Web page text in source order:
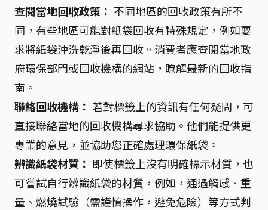
查閱當地回收政策： 不同地區的回收政策有所不
同，有些地區可能對紙袋回收有特殊規定，例如要
求將紙袋沖洗乾淨後再回收。消費者應查閱當地政
府環保部門或回收機構的網站，瞭解最新的回收指
南。
聯絡回收機構： 若對標籤上的資訊有任何疑問，可
直接聯絡當地的回收機構尋求協助。他們能提供更
專業的意見，並協助您正確處理環保紙袋。
辨識紙袋材質： 即使標籤上沒有明確標示材質，也
可嘗試自行辨識紙袋的材質，例如，通過觸感、重
量、燃燒試驗（需謹慎操作，避免危險）等方式判